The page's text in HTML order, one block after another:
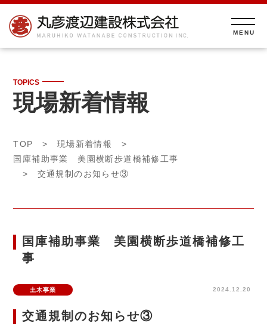
TOPICS
現場新着情報
TOP > 現場新着情報
>
国庫補助事業 美園横断歩道橋補修工事
> 交通規制のお知らせ③
国庫補助事業 美園横断歩道橋補修工
事
土木事業 2024.12.20
交通規制のお知らせ③